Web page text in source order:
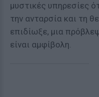
μυστικές υπηρεσίες
την ανταρσία και τη
επιδίωξε, μια
είναι αμφίβολη.